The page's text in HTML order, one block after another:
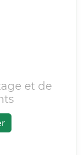
et de